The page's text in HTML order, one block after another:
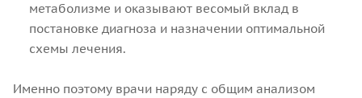
метаболизме и оказывают весомый вклад в
постановке диагноза и назначении оптимальной
схемы лечения.
Именно поэтому врачи наряду с общим анализом